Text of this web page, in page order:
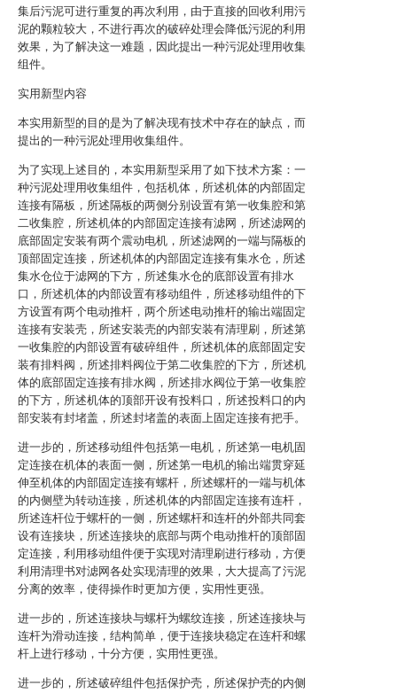
集后污泥可进行重复的再次利用，由于直接的回收利用污
泥的颗粒较大，不进行再次的破碎处理会降低污泥的利用
效果，为了解决这一难题，因此提出一种污泥处理用收集
组件。
实用新型内容
本实用新型的目的是为了解决现有技术中存在的缺点，而
提出的一种污泥处理用收集组件。
为了实现上述目的，本实用新型采用了如下技术方案：一
种污泥处理用收集组件，包括机体，所述机体的内部固定
连接有隔板，所述隔板的两侧分别设置有第一收集腔和第
二收集腔，所述机体的内部固定连接有滤网，所述滤网的
底部固定安装有两个震动电机，所述滤网的一端与隔板的
顶部固定连接，所述机体的内部固定连接有集水仓，所述
集水仓位于滤网的下方，所述集水仓的底部设置有排水
口，所述机体的内部设置有移动组件，所述移动组件的下
方设置有两个电动推杆，两个所述电动推杆的输出端固定
连接有安装壳，所述安装壳的内部安装有清理刷，所述第
一收集腔的内部设置有破碎组件，所述机体的底部固定安
装有排料阀，所述排料阀位于第二收集腔的下方，所述机
体的底部固定连接有排水阀，所述排水阀位于第一收集腔
的下方，所述机体的顶部开设有投料口，所述投料口的内
部安装有封堵盖，所述封堵盖的表面上固定连接有把手。
进一步的，所述移动组件包括第一电机，所述第一电机固
定连接在机体的表面一侧，所述第一电机的输出端贯穿延
伸至机体的内部固定连接有螺杆，所述螺杆的一端与机体
的内侧壁为转动连接，所述机体的内部固定连接有连杆，
所述连杆位于螺杆的一侧，所述螺杆和连杆的外部共同套
设有连接块，所述连接块的底部与两个电动推杆的顶部固
定连接，利用移动组件便于实现对清理刷进行移动，方便
利用清理书对滤网各处实现清理的效果，大大提高了污泥
分离的效率，使得操作时更加方便，实用性更强。
进一步的，所述连接块与螺杆为螺纹连接，所述连接块与
连杆为滑动连接，结构简单，便于连接块稳定在连杆和螺
杆上进行移动，十分方便，实用性更强。
进一步的，所述破碎组件包括保护壳，所述保护壳的内侧